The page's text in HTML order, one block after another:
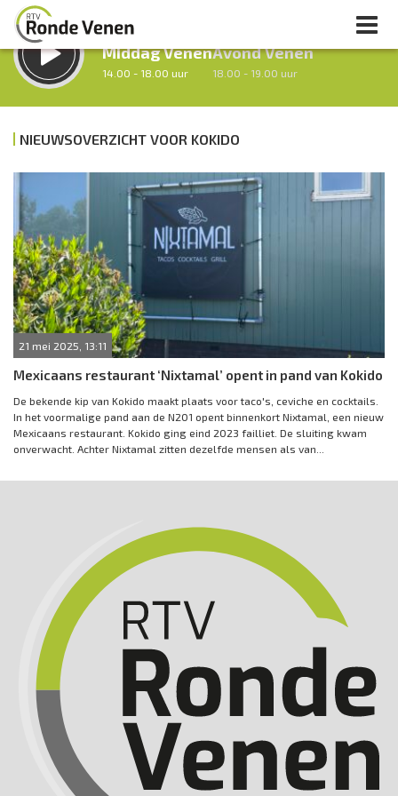
LUISTER LIVE:
Middag Venen
14.00 - 18.00 uur
Avond Venen
18.00 - 19.00 uur
Vorig uur Volgend uur
Inklappen
NIEUWSOVERZICHT VOOR KOKIDO
21 mei 2025, 13:11
Mexicaans restaurant ‘Nixtamal’ opent in pand van Kokido
De bekende kip van Kokido maakt plaats voor taco's, ceviche en cocktails.
In het voormalige pand aan de N201 opent binnenkort Nixtamal, een nieuw
Mexicaans restaurant. Kokido ging eind 2023 failliet. De sluiting kwam
onverwacht. Achter Nixtamal zitten dezelfde mensen als van...